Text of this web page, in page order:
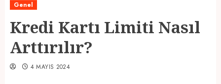
Genel
Kredi Kartı Limiti Nasıl
Arttırılır?
4 MAYIS 2024